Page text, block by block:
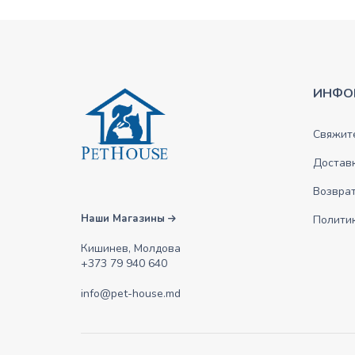
Наши Магазины
Кишинев, Молдова
+373 79 940 640
info@pet-house.md